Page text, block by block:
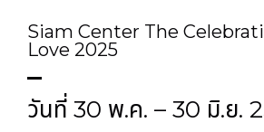
Siam Center The
Love 2025
วันที่ 30 พ.ค. – 30 มิ.ย.